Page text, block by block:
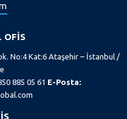
OFİS
No:4 Kat:6 Ataşehir – İstanbul /
885 05 61 E-Posta: